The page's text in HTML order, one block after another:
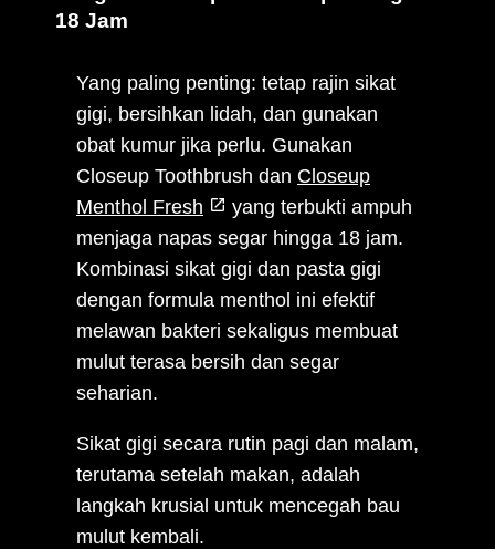
18 Jam
Yang paling penting: tetap rajin sikat
gigi, bersihkan lidah, dan gunakan
obat kumur jika perlu. Gunakan
Closeup Toothbrush dan Closeup
Menthol Fresh
yang terbukti ampuh
menjaga napas segar hingga 18 jam.
Kombinasi sikat gigi dan pasta gigi
dengan formula menthol ini efektif
melawan bakteri sekaligus membuat
mulut terasa bersih dan segar
seharian.
Sikat gigi secara rutin pagi dan malam,
terutama setelah makan, adalah
langkah krusial untuk mencegah bau
mulut kembali.